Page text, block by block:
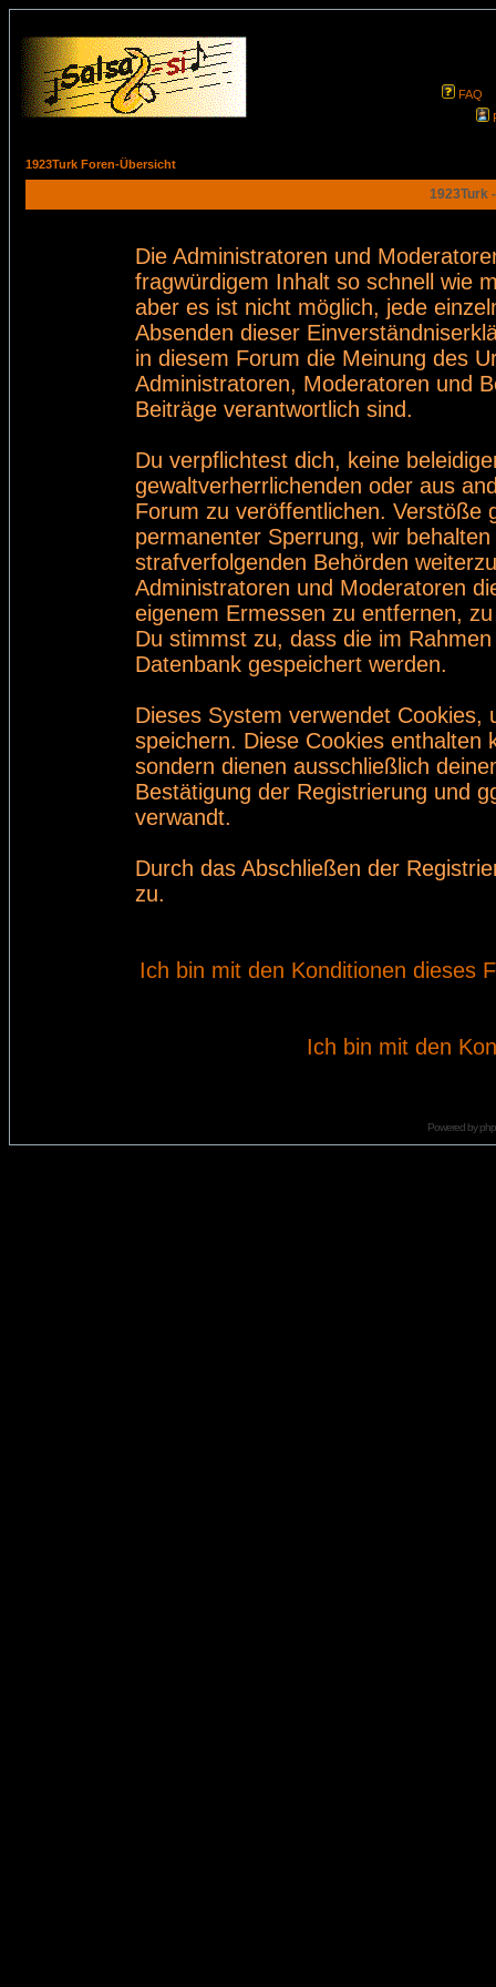
FAQ
1923Turk Foren-Übersicht
1923Turk
Die Administratoren und
fragwürdigem Inhalt so schnell wie
aber es ist nicht möglich, jede
Absenden dieser
in diesem Forum die Meinung des
Administratoren, Moderatoren und
Beiträge verantwortlich sind.
Du verpflichtest dich, keine
gewaltverherrlichenden oder aus
Forum zu veröffentlichen. Verstöße
permanenter Sperrung, wir
strafverfolgenden Behörden
Administratoren und Moderatoren
eigenem Ermessen zu entfernen,
Du stimmst zu, dass die im
Datenbank gespeichert werden.
Dieses System verwendet
speichern. Diese Cookies enthalten
sondern dienen ausschließlich
Bestätigung der Registrierung und
verwandt.
Durch das Abschließen der
zu.
Ich bin mit den Konditionen dieses
Ich bin mit den
Powered by